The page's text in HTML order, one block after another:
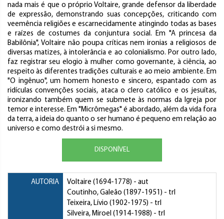
nada mais é que o próprio Voltaire, grande defensor da liberdade
de expressão, demonstrando suas concepções, criticando com
veemência religiões e escarnecidamente atingindo todas as bases
e raízes de costumes da conjuntura social. Em "A princesa da
Babilônia", Voltaire não poupa críticas nem ironias a religiosos de
diversas matizes, à intolerância e ao colonialismo. Por outro lado,
faz registrar seu elogio à mulher como governante, à ciência, ao
respeito às diferentes tradições culturais e ao meio ambiente. Em
"O ingênuo", um homem honesto e sincero, espantado com as
ridículas convenções sociais, ataca o clero católico e os jesuítas,
ironizando também quem se submete às normas da Igreja por
temor e interesse. Em "Micrômegas" é abordado, além da vida fora
da terra, a ideia do quanto o ser humano é pequeno em relação ao
universo e como destrói a si mesmo.
DISPONÍVEL
AUTORIA Voltaire (1694-1778) - aut
Coutinho, Galeão (1897-1951) - trl
Teixeira, Lívio (1902-1975) - trl
Silveira, Miroel (1914-1988) - trl